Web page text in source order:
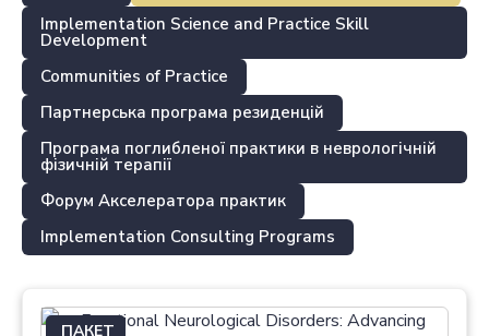
Implementation Science and Practice Skill
Development
Communities of Practice
Партнерська програма резиденцій
Програма поглибленої практики в неврологічній
фізичній терапії
Форум Акселератора практик
Implementation Consulting Programs
ПАКЕТ